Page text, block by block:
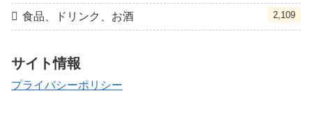
食品、ドリンク、お酒 2,109
サイト情報
プライバシーポリシー